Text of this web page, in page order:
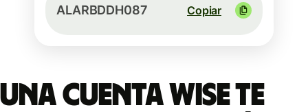
ALARBDDH087 Copiar
Una cuenta Wise te